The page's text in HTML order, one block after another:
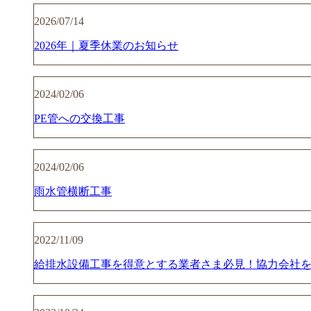
2026/07/14
2026年｜夏季休業のお知らせ
2024/02/06
PE管への交換工事
2024/02/06
雨水管横断工事
2022/11/09
給排水設備工事を得意とする業者さま必見！協力会社を